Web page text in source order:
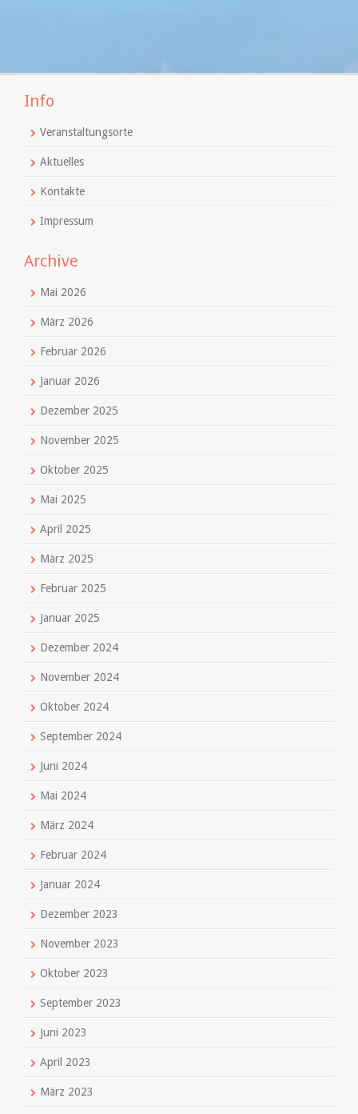
Info
Veranstaltungsorte
Aktuelles
Kontakte
Impressum
Archive
Mai 2026
März 2026
Februar 2026
Januar 2026
Dezember 2025
November 2025
Oktober 2025
Mai 2025
April 2025
März 2025
Februar 2025
Januar 2025
Dezember 2024
November 2024
Oktober 2024
September 2024
Juni 2024
Mai 2024
März 2024
Februar 2024
Januar 2024
Dezember 2023
November 2023
Oktober 2023
September 2023
Juni 2023
April 2023
März 2023